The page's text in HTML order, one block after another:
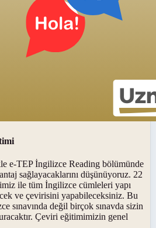
e-TEP İngilizce Reading bölümünde
sağlayacaklarını düşünüyoruz. 22
ile tüm İngilizce cümleleri yapı
ve çevirisini yapabileceksiniz. Bu
sınavında değil birçok sınavda sizin
Çeviri eğitimimizin genel